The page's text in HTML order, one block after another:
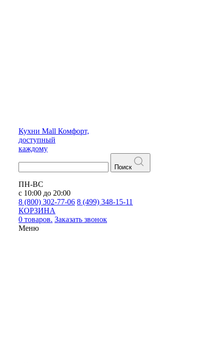
Кухни Mall Комфорт,
доступный
каждому
Поиск
ПН-ВС
с 10:00 до 20:00
8 (800) 302-77-06 8 (499) 348-15-11
КОРЗИНА
0 товаров. Заказать звонок
Меню